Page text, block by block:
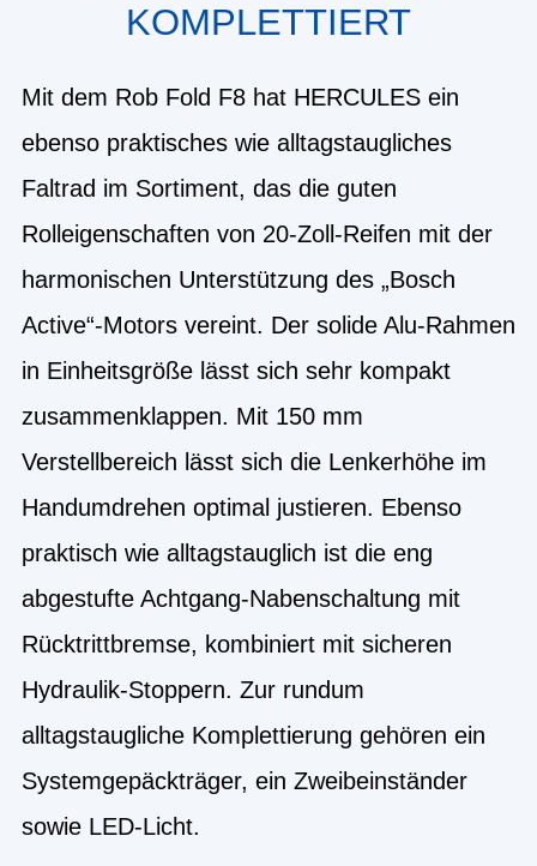
KOMPLETTIERT
Mit dem Rob Fold F8 hat HERCULES ein
ebenso praktisches wie alltagstaugliches
Faltrad im Sortiment, das die guten
Rolleigenschaften von 20-Zoll-Reifen mit der
harmonischen Unterstützung des „Bosch
Active“-Motors vereint. Der solide Alu-Rahmen
in Einheitsgröße lässt sich sehr kompakt
zusammenklappen. Mit 150 mm
Verstellbereich lässt sich die Lenkerhöhe im
Handumdrehen optimal justieren. Ebenso
praktisch wie alltagstauglich ist die eng
abgestufte Achtgang-Nabenschaltung mit
Rücktrittbremse, kombiniert mit sicheren
Hydraulik-Stoppern. Zur rundum
alltagstaugliche Komplettierung gehören ein
Systemgepäckträger, ein Zweibeinständer
sowie LED-Licht.